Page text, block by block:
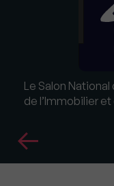
Le Salon
de l’Immobilier